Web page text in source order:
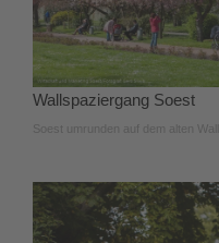
Wallspaziergang Soest
Soest umrunden auf dem alten Wall